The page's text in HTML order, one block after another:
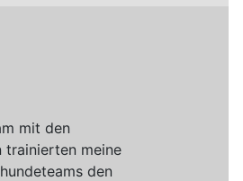
mit den
trainierten meine
den